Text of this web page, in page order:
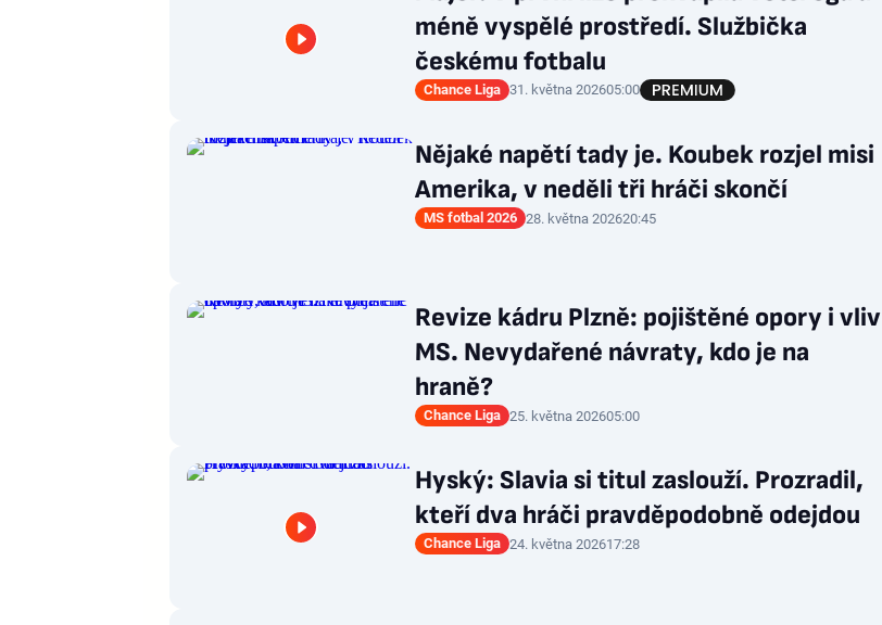
méně vyspělé prostředí. Službička
českému fotbalu
Chance Liga 31. května 202605:00
Nějaké napětí tady je. Koubek rozjel misi
Amerika, v neděli tři hráči skončí
MS fotbal 2026 28. května 202620:45
Revize kádru Plzně: pojištěné opory i vliv
MS. Nevydařené návraty, kdo je na
hraně?
Chance Liga 25. května 202605:00
Hyský: Slavia si titul zaslouží. Prozradil,
kteří dva hráči pravděpodobně odejdou
Chance Liga 24. května 202617:28